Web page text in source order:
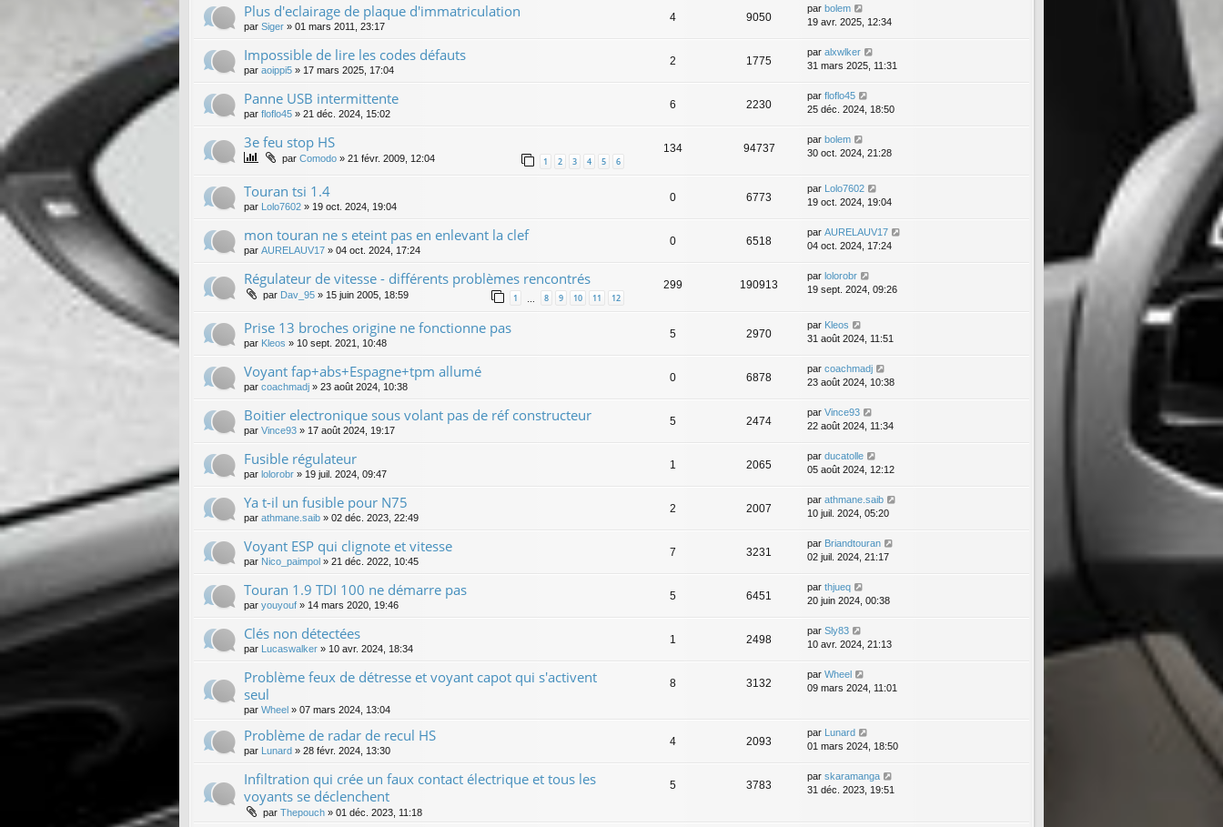
Plus d'eclairage de plaque d'immatriculation
par Siger » 01 mars 2011, 23:17
4 9050
par bolem
19 avr. 2025, 12:34
Impossible de lire les codes défauts
par aoippi5 » 17 mars 2025, 17:04
2 1775
par alxwlker
31 mars 2025, 11:31
Panne USB intermittente
par floflo45 » 21 déc. 2024, 15:02
6 2230
par floflo45
25 déc. 2024, 18:50
3e feu stop HS
par Comodo » 21 févr. 2009, 12:04 1 2 3 4 5 6
134 94737
par bolem
30 oct. 2024, 21:28
Touran tsi 1.4
par Lolo7602 » 19 oct. 2024, 19:04
0 6773
par Lolo7602
19 oct. 2024, 19:04
mon touran ne s eteint pas en enlevant la clef
par AURELAUV17 » 04 oct. 2024, 17:24
0 6518
par AURELAUV17
04 oct. 2024, 17:24
Régulateur de vitesse - différents problèmes rencontrés
par Dav_95 » 15 juin 2005, 18:59 1 8 9 10 11 12
299 190913
par lolorobr
19 sept. 2024, 09:26
Prise 13 broches origine ne fonctionne pas
par Kleos » 10 sept. 2021, 10:48
5 2970
par Kleos
31 août 2024, 11:51
Voyant fap+abs+Espagne+tpm allumé
par coachmadj » 23 août 2024, 10:38
0 6878
par coachmadj
23 août 2024, 10:38
Boitier electronique sous volant pas de réf constructeur
par Vince93 » 17 août 2024, 19:17
5 2474
par Vince93
22 août 2024, 11:34
Fusible régulateur
par lolorobr » 19 juil. 2024, 09:47
1 2065
par ducatolle
05 août 2024, 12:12
Ya t-il un fusible pour N75
par athmane.saib » 02 déc. 2023, 22:49
2 2007
par athmane.saib
10 juil. 2024, 05:20
Voyant ESP qui clignote et vitesse
par Nico_paimpol » 21 déc. 2022, 10:45
7 3231
par Briandtouran
02 juil. 2024, 21:17
Touran 1.9 TDI 100 ne démarre pas
par youyouf » 14 mars 2020, 19:46
5 6451
par thjueq
20 juin 2024, 00:38
Clés non détectées
par Lucaswalker » 10 avr. 2024, 18:34
1 2498
par Sly83
10 avr. 2024, 21:13
Problème feux de détresse et voyant capot qui s'activent
seul
par Wheel » 07 mars 2024, 13:04
8 3132
par Wheel
09 mars 2024, 11:01
Problème de radar de recul HS
par Lunard » 28 févr. 2024, 13:30
4 2093
par Lunard
01 mars 2024, 18:50
Infiltration qui crée un faux contact électrique et tous les
voyants se déclenchent
par Thepouch » 01 déc. 2023, 11:18
5 3783
par skaramanga
31 déc. 2023, 19:51